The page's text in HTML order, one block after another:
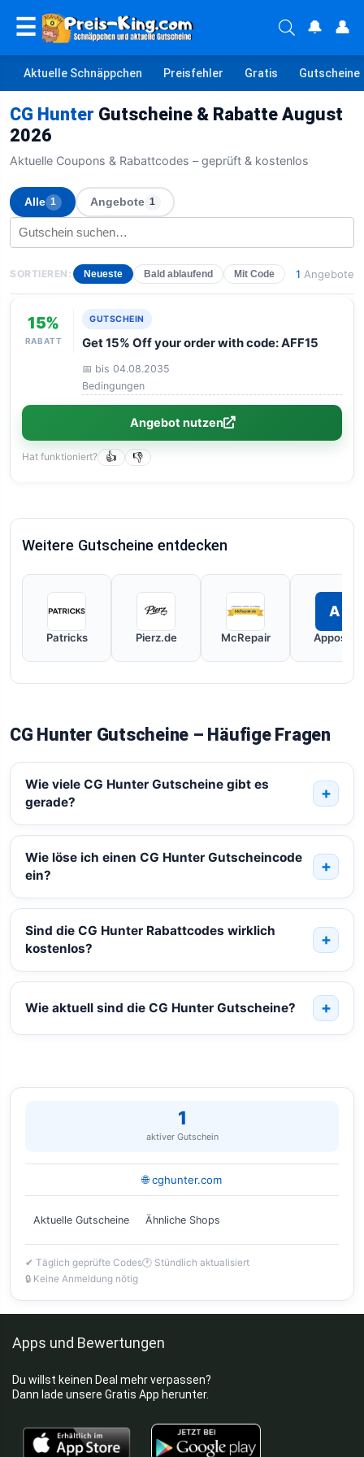
☰ 🔔 👤
Aktuelle Schnäppchen Preisfehler Gratis Gutscheine
CG Hunter Gutscheine & Rabatte August
2026
Aktuelle Coupons & Rabattcodes – geprüft & kostenlos
Alle 1 Angebote 1
SORTIEREN: Neueste Bald ablaufend Mit Code 1 Angebote
15%
RABATT
GUTSCHEIN
Get 15% Off your order with code: AFF15
📅 bis 04.08.2035
Bedingungen
Angebot nutzen
Hat funktioniert? 👍 👎
Weitere Gutscheine entdecken
Patricks Pierz.de McRepair
A
Apposta
CG Hunter Gutscheine – Häufige Fragen
Wie viele CG Hunter Gutscheine gibt es
gerade?
Wie löse ich einen CG Hunter Gutscheincode
ein?
Sind die CG Hunter Rabattcodes wirklich
kostenlos?
Wie aktuell sind die CG Hunter Gutscheine?
1
aktiver Gutschein
🌐 cghunter.com
Aktuelle Gutscheine Ähnliche Shops
✔ Täglich geprüfte Codes🕐 Stündlich aktualisiert
🔒 Keine Anmeldung nötig
Apps und Bewertungen
Du willst keinen Deal mehr verpassen?
Dann lade unsere Gratis App herunter.